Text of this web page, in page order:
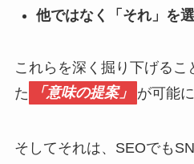
他ではなく「それ」を
これらを深く掘り下げるこ
た
「意味の提案」 が可能
そしてそれは、SEOでも